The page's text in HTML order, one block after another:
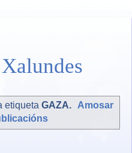
etiqueta GAZA.
Amosar